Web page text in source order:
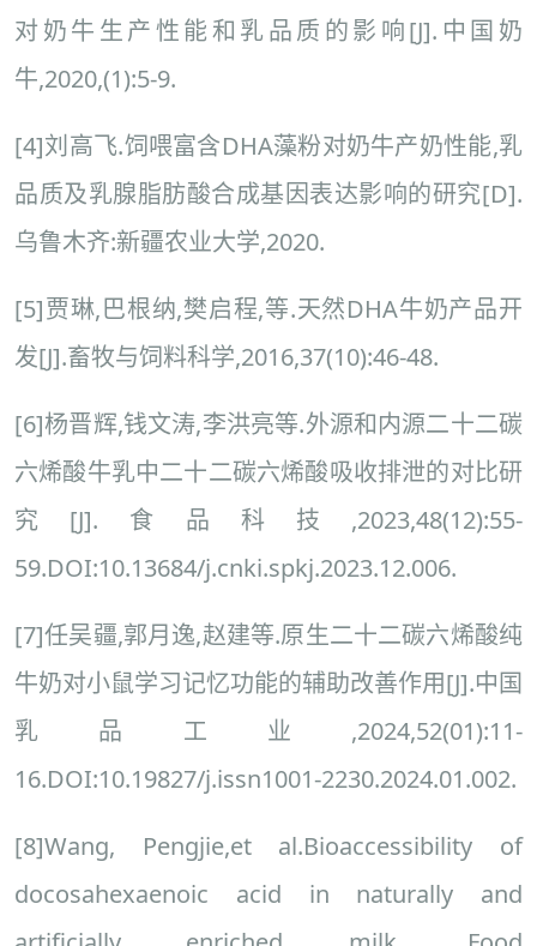
对奶牛生产性能和乳品质的影响[J].中国奶
牛,2020,(1):5-9.
[4]刘高飞.饲喂富含DHA藻粉对奶牛产奶性能,乳
品质及乳腺脂肪酸合成基因表达影响的研究[D].
乌鲁木齐:新疆农业大学,2020.
[5]贾琳,巴根纳,樊启程,等.天然DHA牛奶产品开
发[J].畜牧与饲料科学,2016,37(10):46-48.
[6]杨晋辉,钱文涛,李洪亮等.外源和内源二十二碳
六烯酸牛乳中二十二碳六烯酸吸收排泄的对比研
究[J].食品科技,2023,48(12):55-
59.DOI:10.13684/j.cnki.spkj.2023.12.006.
[7]任吴疆,郭月逸,赵建等.原生二十二碳六烯酸纯
牛奶对小鼠学习记忆功能的辅助改善作用[J].中国
乳品工业,2024,52(01):11-
16.DOI:10.19827/j.issn1001-2230.2024.01.002.
[8]Wang, Pengjie,et al.Bioaccessibility of
docosahexaenoic acid in naturally and